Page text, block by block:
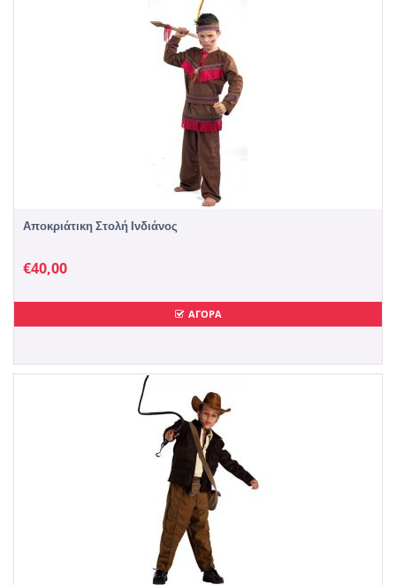
Αποκριάτικη Στολή Ινδιάνος
€40,00
ΑΓΟΡΑ